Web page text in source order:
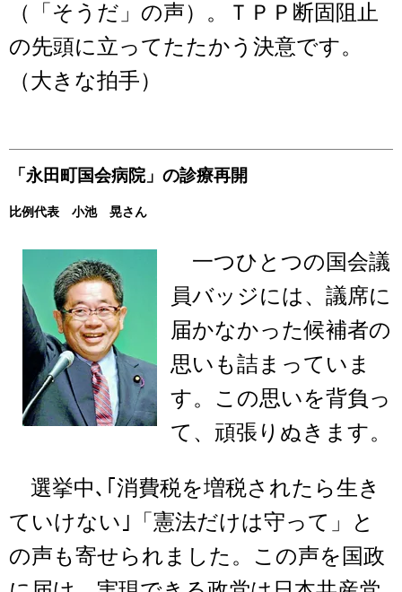
（「そうだ」の声）。ＴＰＰ断固阻止
の先頭に立ってたたかう決意です。
（大きな拍手）
「永田町国会病院」の診療再開
比例代表 小池 晃さん
一つひとつの国会議
員バッジには、議席に
届かなかった候補者の
思いも詰まっていま
す。この思いを背負っ
て、頑張りぬきます。
選挙中､｢消費税を増税されたら生き
ていけない｣「憲法だけは守って」と
の声も寄せられました。この声を国政